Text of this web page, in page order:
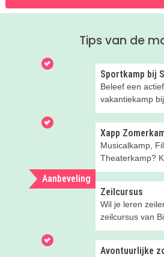
Tips van de
Sportkamp bij
Beleef een
vakantiekamp
zonder
Xapp
voor kids!
Musicalkamp,
Theaterkamp?
een
Aanbeveling
Zeilcursus
Wil je leren
zeilcursus van
aanrader!
Avontuurlijke